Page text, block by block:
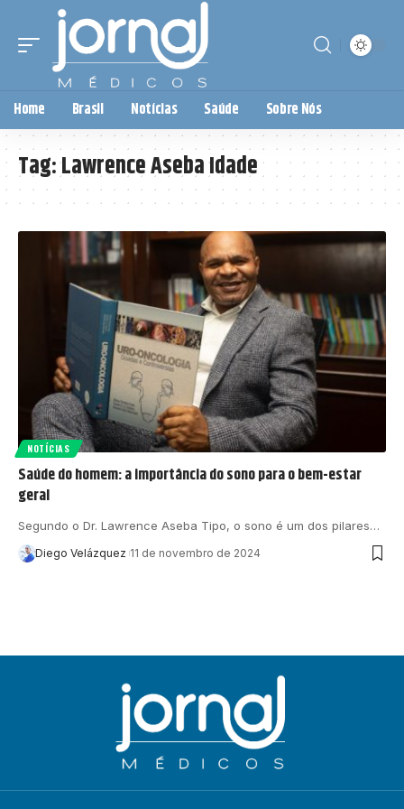
Home Brasil Notícias Saúde Sobre Nós
Tag:Lawrence Aseba Idade
NOTÍCIAS
Saúde do homem: a importância do sono para o bem-estar
geral
Segundo o Dr. Lawrence Aseba Tipo, o sono é um dos pilares…
Diego Velázquez 11 de novembro de 2024